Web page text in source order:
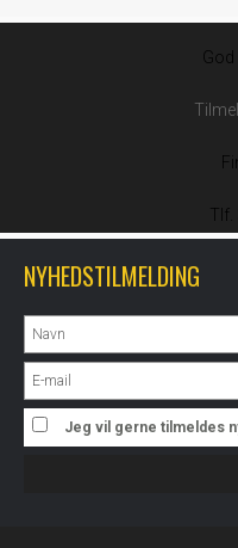
Tlf.
NYHEDSTILMELDING
Jeg vil gerne tilmeldes